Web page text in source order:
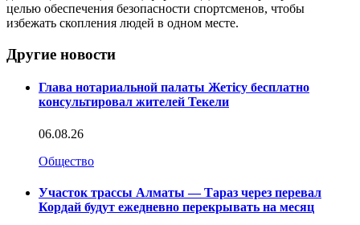
целью обеспечения безопасности спортсменов, чтобы
избежать скопления людей в одном месте.
Другие новости
Глава нотариальной палаты Жетісу бесплатно
консультировал жителей Текели
06.08.26
Общество
Участок трассы Алматы — Тараз через перевал
Кордай будут ежедневно перекрывать на месяц